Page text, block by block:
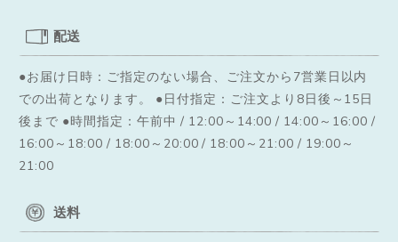
配送
●お届け日時：ご指定のない場合、ご注文から7営業日以内
での出荷となります。
●日付指定：ご注文より8日後～15日
後まで ●時間指定：午前中 / 12:00～14:00 / 14:00～16:00 /
16:00～18:00 / 18:00～20:00 / 18:00～21:00 / 19:00～
21:00
送料